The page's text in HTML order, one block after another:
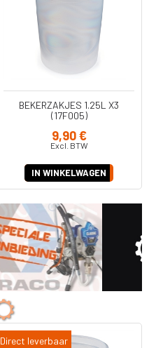
BEKERZAKJES 1.25L X3
(17F005)
9,90 €
Excl. BTW
IN WINKELWAGEN
Direct leverbaar